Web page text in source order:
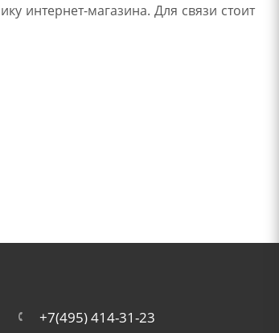
интернет-магазина. Для связи стоит
+7(495) 414-31-23